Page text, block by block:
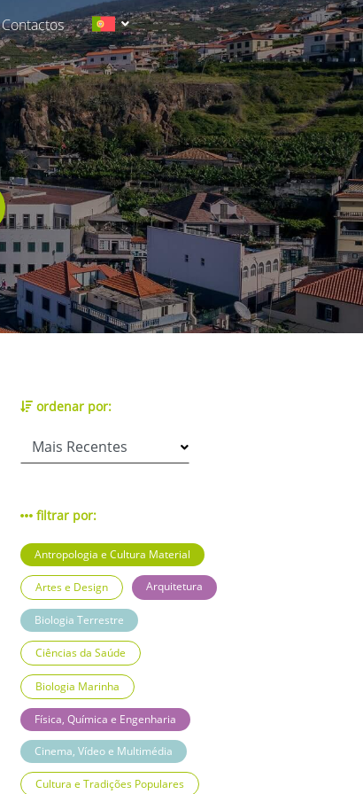
Contactos
ordenar por:
filtrar por:
Antropologia e Cultura Material
Artes e Design Arquitetura
Biologia Terrestre
Ciências da Saúde
Biologia Marinha
Física, Química e Engenharia
Cinema, Vídeo e Multimédia
Cultura e Tradições Populares